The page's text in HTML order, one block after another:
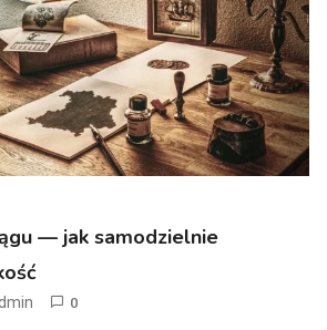
— jak samodzielnie
0